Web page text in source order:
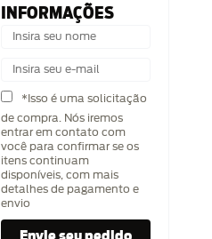
INFORMAÇÕES
*Isso é uma solicitação
de compra. Nós iremos
entrar em contato com
você para confirmar se os
itens continuam
disponíveis, com mais
detalhes de pagamento e
envio